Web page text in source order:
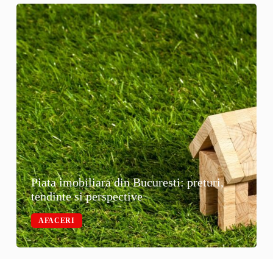
Piata imobiliara din Bucuresti: preturi,
tendinte si perspective
AFACERI